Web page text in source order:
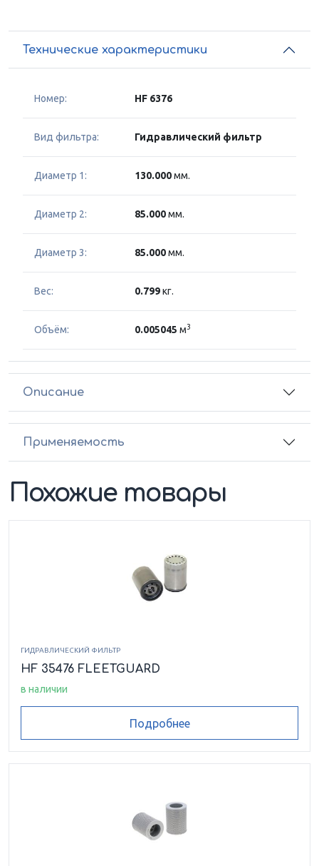
Технические характеристики
Номер: HF 6376
Вид фильтра: Гидравлический фильтр
Диаметр 1: 130.000мм.
Диаметр 2: 85.000мм.
Диаметр 3: 85.000мм.
Вес: 0.799кг.
Объём: 0.005045 м3
Описание
Применяемость
Похожие товары
ГИДРАВЛИЧЕСКИЙ ФИЛЬТР
HF 35476 FLEETGUARD
в наличии
Подробнее